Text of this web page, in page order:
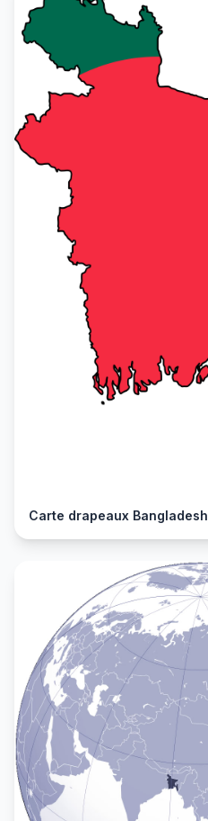
Carte drapeaux Bangladesh